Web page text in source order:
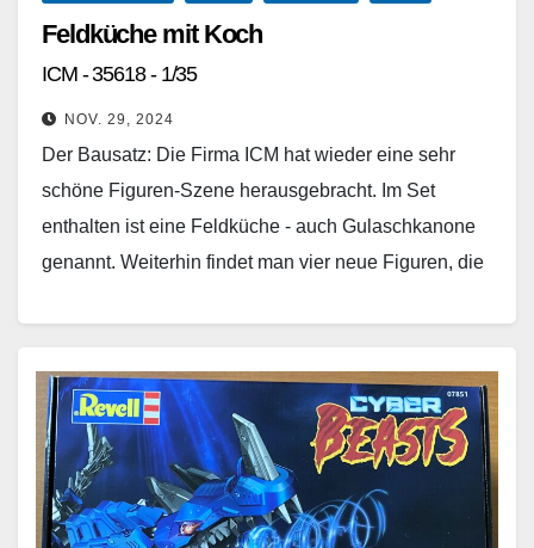
Feldküche mit Koch
ICM - 35618 - 1/35
NOV. 29, 2024
Der Bausatz: Die Firma ICM hat wieder eine sehr
schöne Figuren-Szene herausgebracht. Im Set
enthalten ist eine Feldküche - auch Gulaschkanone
genannt. Weiterhin findet man vier neue Figuren, die